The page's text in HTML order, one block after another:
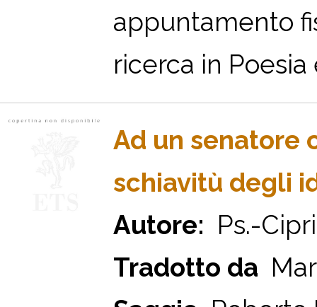
appuntamento
ricerca in
Ad un senatore
schiavitù degli
Autore: Ps.-
Tradotto da